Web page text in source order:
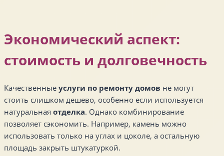
Экономический аспект:
стоимость и долговечность
Качественные услуги по ремонту домов не могут
стоить слишком дешево, особенно если используется
натуральная отделка. Однако комбинирование
позволяет сэкономить. Например, камень можно
использовать только на углах и цоколе, а остальную
площадь закрыть штукатуркой.